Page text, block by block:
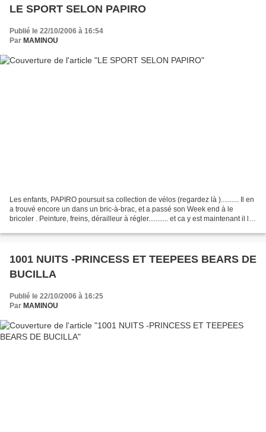
LE SPORT SELON PAPIRO
Publié le 22/10/2006 à 16:54
Par MAMINOU
Les enfants, PAPIRO poursuit sa collection de vélos (regardez là ).......... Il en
a trouvé encore un dans un bric-à-brac, et a passé son Week end à le
bricoler . Peinture, freins, dérailleur à régler........... et ca y est maintenant il le
1001 NUITS -PRINCESS ET TEEPEES BEARS DE
BUCILLA
Publié le 22/10/2006 à 16:25
Par MAMINOU